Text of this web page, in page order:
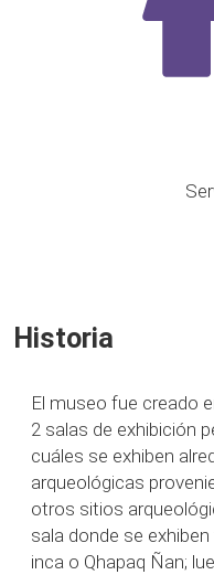
Historia
El museo fue creado
2 salas de exhibición
cuáles se exhiben
arqueológicas
otros sitios
sala donde se
inca o Qhapaq Ñan;